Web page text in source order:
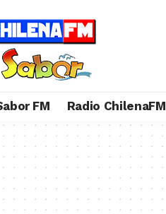
FM Radio ChilenaFM